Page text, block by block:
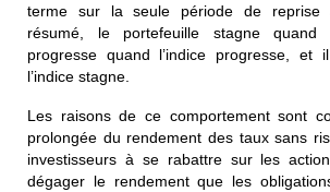
terme sur la seule période de reprise
résumé, le portefeuille stagne quand
progresse quand l’indice progresse, et
l’indice stagne.
Les raisons de ce comportement sont
prolongée du rendement des taux sans
investisseurs à se rabattre sur les
dégager le rendement que les